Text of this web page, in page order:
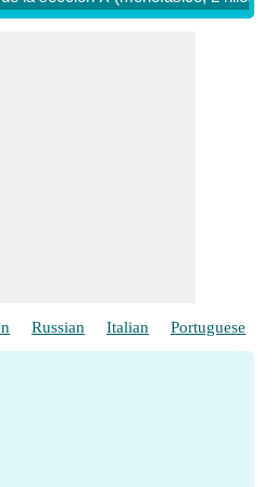
a tierra)
​ Vamos
Russian Italian Portuguese